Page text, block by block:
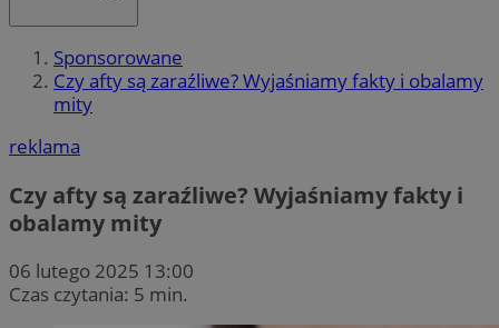
Sponsorowane
Czy afty są zaraźliwe? Wyjaśniamy fakty i obalamy
mity
reklama
Czy afty są zaraźliwe? Wyjaśniamy fakty i
obalamy mity
06 lutego 2025 13:00
Czas czytania: 5 min.